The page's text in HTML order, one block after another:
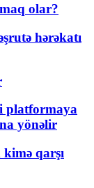
olar?
hərəkatı
platformaya
yönəlir
qarşı